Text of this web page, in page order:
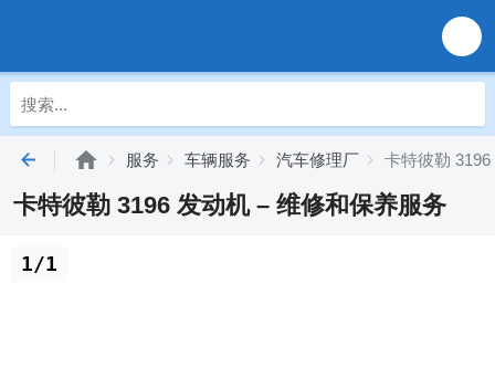
服务 车辆服务 汽车修理厂 卡特彼勒
卡特彼勒 3196 发动机 – 维修和保养服务
1/1